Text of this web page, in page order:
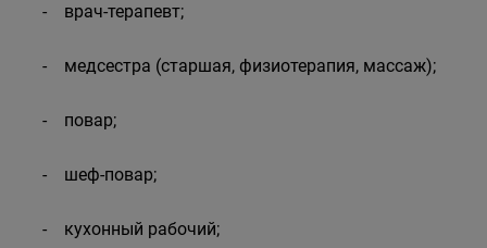
- врач-терапевт;
- медсестра (старшая, физиотерапия, массаж);
- повар;
- шеф-повар;
- кухонный рабочий;